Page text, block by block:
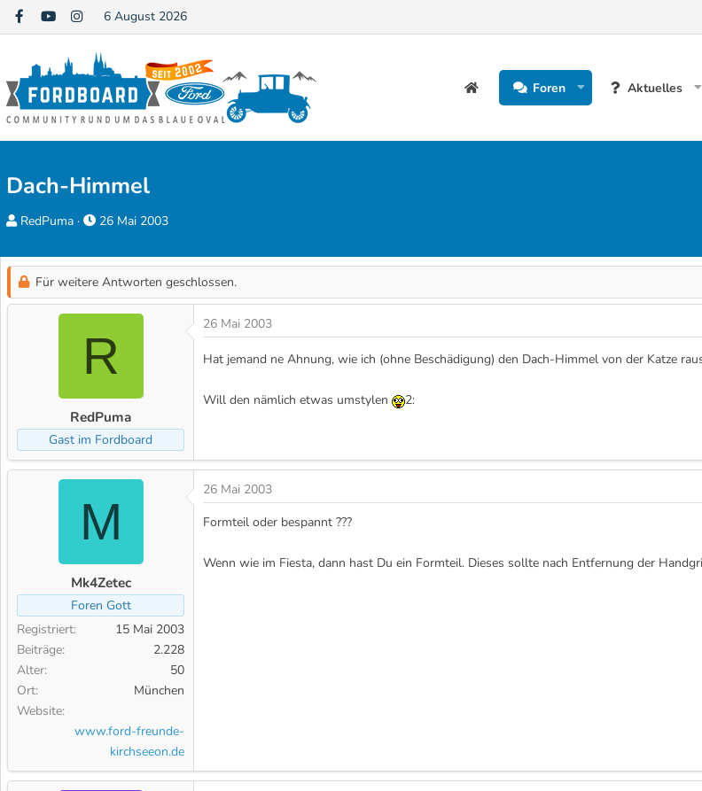
6 August 2026
Foren Aktuelles
Dach-Himmel
E
s
t
e
RedPuma
E
s
t
e
l
t
m
26 Mai 2003
Für weitere Antworten geschlossen.
R
RedPuma
Gast im Fordboard
26 Mai 2003
Hat jemand ne Ahnung, wie ich (ohne Beschädigung) den Dach-Himmel von der Katze
Will den nämlich etwas umstylen 2:
M
Mk4Zetec
Foren Gott
Registriert
15 Mai 2003
Beiträge
2.228
Alter
50
Ort
München
Website
www.ford-freunde-
kirchseeon.de
26 Mai 2003
Formteil oder bespannt ???
Wenn wie im Fiesta, dann hast Du ein Formteil. Dieses sollte nach Entfernung der